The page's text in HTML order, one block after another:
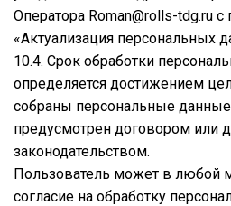
Оператора Roman@rolls-tdg.ru с
«Актуализация персональных
10.4. Срок обработки
определяется достижением
собраны персональные
предусмотрен договором или
законодательством.
Пользователь может в любой
согласие на обработку